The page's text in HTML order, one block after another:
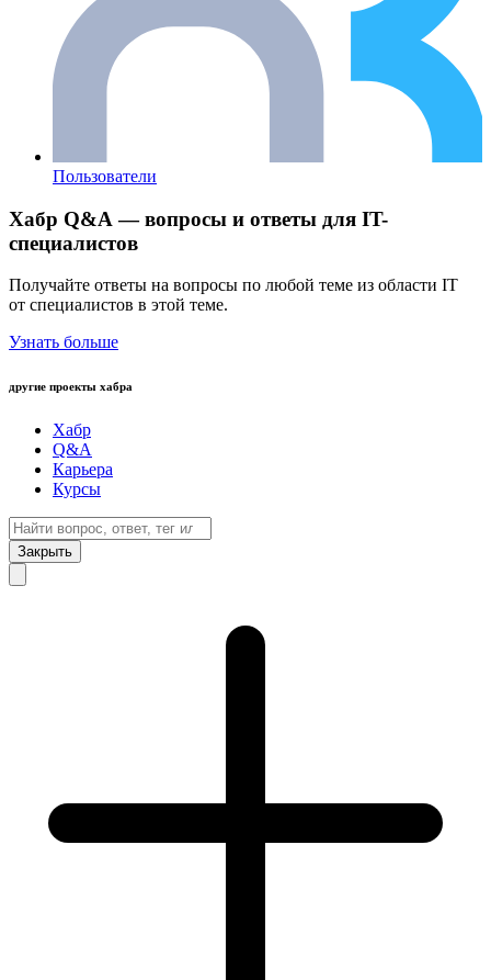
Пользователи
Хабр Q&A — вопросы и ответы для IT-
специалистов
Получайте ответы на вопросы по любой теме из области IT
от специалистов в этой теме.
Узнать больше
другие проекты хабра
Хабр
Q&A
Карьера
Курсы
Закрыть